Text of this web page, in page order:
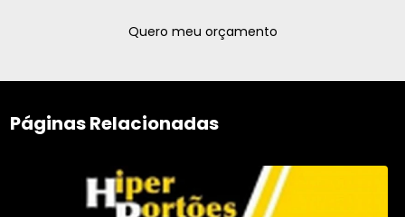
Quero meu orçamento
Páginas Relacionadas